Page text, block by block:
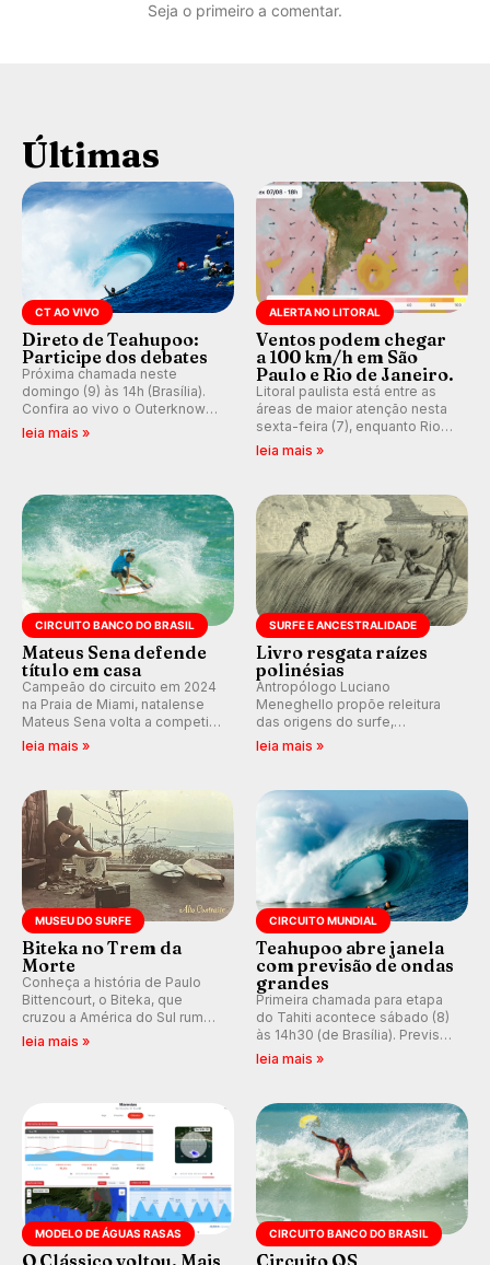
Seja o primeiro a comentar.
Últimas
CT AO VIVO
Direto de Teahupoo:
Participe dos debates
Próxima chamada neste
domingo (9) às 14h (Brasília).
Confira ao vivo o Outerknown
Tahiti Pro 2026 e participe dos
leia mais »
ALERTA NO LITORAL
Ventos podem chegar
a 100 km/h em São
Paulo e Rio de Janeiro.
Litoral paulista está entre as
áreas de maior atenção nesta
sexta-feira (7), enquanto Rio
de Janeiro também recebe
km/h em Itanhaém.
leia mais »
CIRCUITO BANCO DO BRASIL
Mateus Sena defende
título em casa
Campeão do circuito em 2024
na Praia de Miami, natalense
Mateus Sena volta a competir
em casa em busca de manter a
leia mais »
SURFE E ANCESTRALIDADE
Livro resgata raízes
polinésias
Antropólogo Luciano
Meneghello propõe releitura
das origens do surfe,
resgatando a cultura polinésia
prática em esporte e indústria.
leia mais »
MUSEU DO SURFE
Biteka no Trem da
Morte
Conheça a história de Paulo
Bittencourt, o Biteka, que
cruzou a América do Sul rumo
ao Pacífico em uma jornada
leia mais »
CIRCUITO MUNDIAL
Teahupoo abre janela
com previsão de ondas
grandes
Primeira chamada para etapa
do Tahiti acontece sábado (8)
às 14h30 (de Brasília). Previsão
indica swell consistente.
Kelly Slater convidado.
leia mais »
MODELO DE ÁGUAS RASAS CIRCUITO BANCO DO BRASIL